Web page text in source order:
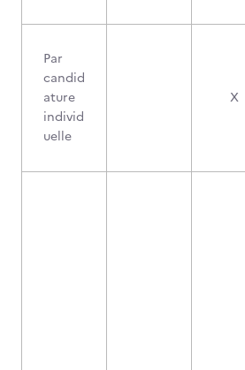
Par
candid
ature
individ
uelle
X